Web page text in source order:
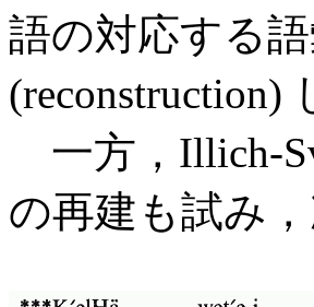
語の対応する
(reconstruction)
一方，Illich-
の再建も試み